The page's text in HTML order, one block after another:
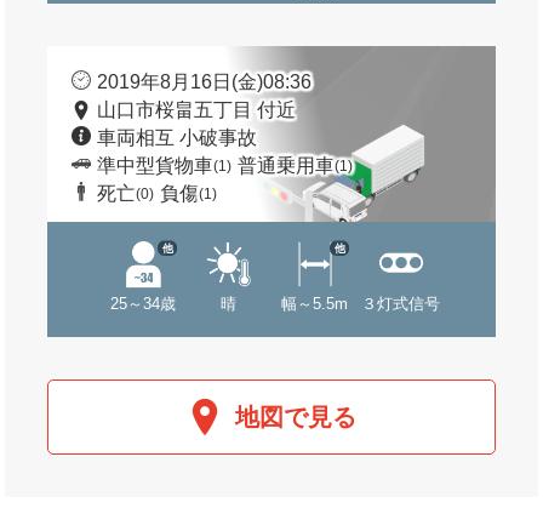
2019年8月16日(金)08:36
山口市桜畠五丁目 付近
車両相互 小破事故
準中型貨物車(1) 普通乗用車(1)
死亡(0) 負傷(1)
25～34歳
他
晴 幅～5.5m
他
３灯式信号
地図で見る